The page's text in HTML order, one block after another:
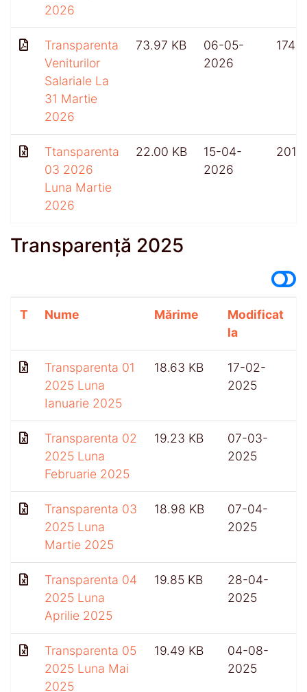
2026
Transparenta
Veniturilor
Salariale La
31 Martie
2026
73.97 KB
06-05-
2026
174
Ttansparenta
03 2026
Luna Martie
2026
22.00 KB
15-04-
2026
201
Transparență 2025
T Nume Mărime
Modificat
la
Transparenta 01
2025 Luna
Ianuarie 2025
18.63 KB
17-02-
2025
Transparenta 02
2025 Luna
Februarie 2025
19.23 KB
07-03-
2025
Transparenta 03
2025 Luna
Martie 2025
18.98 KB
07-04-
2025
Transparenta 04
2025 Luna
Aprilie 2025
19.85 KB
28-04-
2025
Transparenta 05
2025 Luna Mai
2025
19.49 KB
04-08-
2025